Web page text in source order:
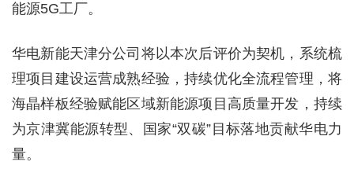
能源5G工厂。
华电新能天津分公司将以本次后评价为契机，系统梳
理项目建设运营成熟经验，持续优化全流程管理，将
海晶样板经验赋能区域新能源项目高质量开发，持续
为京津冀能源转型、国家“双碳”目标落地贡献华电力
量。